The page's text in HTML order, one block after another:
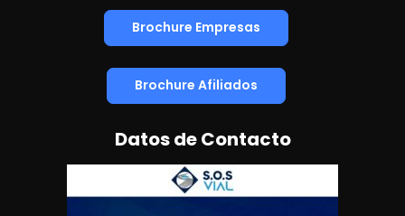
Brochure Empresas
Brochure Afiliados
Datos de Contacto